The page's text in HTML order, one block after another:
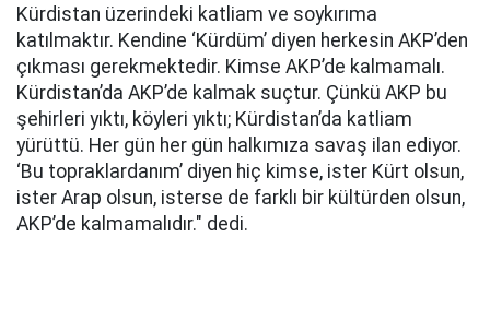
Kürdistan üzerindeki katliam ve soykırıma
katılmaktır. Kendine ‘Kürdüm’ diyen herkesin AKP’den
çıkması gerekmektedir. Kimse AKP’de kalmamalı.
Kürdistan’da AKP’de kalmak suçtur. Çünkü AKP bu
şehirleri yıktı, köyleri yıktı; Kürdistan’da katliam
yürüttü. Her gün her gün halkımıza savaş ilan ediyor.
‘Bu topraklardanım’ diyen hiç kimse, ister Kürt olsun,
ister Arap olsun, isterse de farklı bir kültürden olsun,
AKP’de kalmamalıdır." dedi.